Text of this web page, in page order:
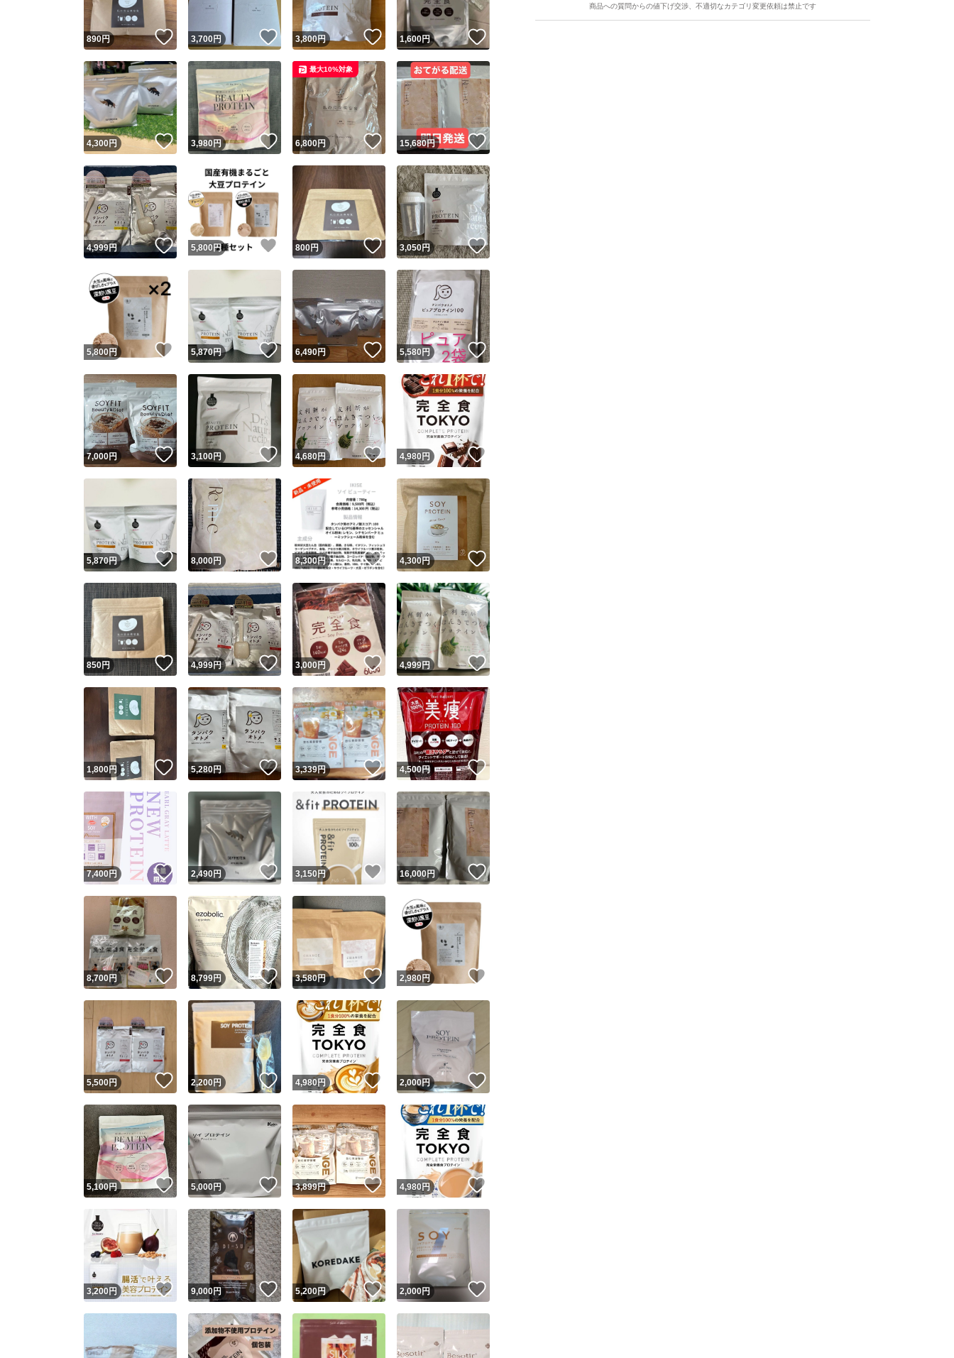
ユーザーの実績について
Yahoo!フリマが定めた一定の基準を満たしたユーザーにバッジを付与しています
安心取引出品者 Yahoo!フリマの基準をクリアした安心・安全なユーザーです
取引実績
取引実績◯+ このユーザーはYahoo!フリマの取引を完了させた実績があります
他フリマ実績◯+ このユーザーは他フリマサービスでの取引実績があります
スピード&安心発送
※このバッジは実績に基づく表示であり、発送を保証しているものではありません
スピード＆安心発送
このユーザーは高頻度で24時間以内＆設定した発送日数内に発送してい
スピード発送 このユーザーは高頻度で24時間以内に発送しています
安心発送 このユーザーは設定した発送日数内に発送しています
商品への質問からの値下げ交渉、不適切なカテゴリ変更依頼は禁止です
この商品の情報をコピーします
商品画像の 無断転載は禁止されています
コピーは1商品につき1回です
出品ページへ
キャンセル
890円 いいね！
3,700円 いいね！
3,800円 いいね！
1,600円
4,300円 いいね！
3,980円 いいね！
6,800円 いいね！
最大10%対象
15,680円 いいね！
4,999円 いいね！
5,800 円 いいね！
800円 いいね！
3,050円 いいね！
5,800円 いいね！
5,870円 いいね！
6,490円 いいね！
5,580円 いいね！
7,000円 いいね！
3,100円 いいね！
4,680円 いいね！
4,980円
5,870円 いいね！
8,000円 いいね！
8,300円 いいね！
4,300円
850円 いいね！
4,999円 いいね！
3,000円 いいね！
4,999円 いいね！
1,800円 いいね！
5,280円 いいね！
3,339円 いいね！
4,500円 いいね！
7,400円 いいね！
2,490円 いいね！
3,150円 いいね！
16,000円 いいね！
8,700円 いいね！
8,799円 いいね！
3,580円 いいね！
2,980円
5,500円 いいね！
2,200円 いいね！
4,980円 いいね！
2,000円
5,100円 いいね！
5,000円 いいね！
3,899円 いいね！
4,980円
3,200円 いいね！
9,000円 いいね！
5,200円 いいね！
2,000円